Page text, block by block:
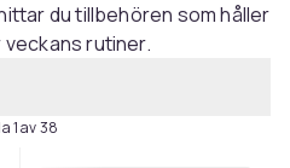
du tillbehören som håller
rutiner.
1 av 38